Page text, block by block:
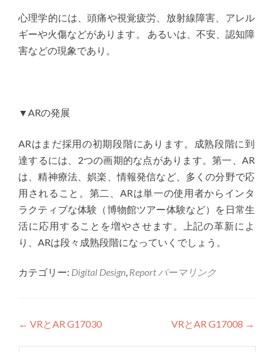
心理学的には、頭痛や視覚疲労、放射線障害、アレル
ギーや火傷などがあります。 あるいは、不安、認知障
害などの現象であり。
▼ARの発展
ARはまだ採用の初期段階にあります。成熟段階に到
達するには、2つの画期的な点があります。第一、AR
は、精神療法、娯楽、情報発信など、多くの分野で応
用されること。第二、ARは単一の使用者からインタ
ラクティブな体験（博物館ツアー体験など）を日常生
活に応用することを増やさせます。上記の革新によ
り、ARは段々成熟段階になっていくでしょう。
カテゴリー: Digital Design, Report パーマリンク
投稿ナビゲーション
← VRとAR G17030 VRとAR G17008 →